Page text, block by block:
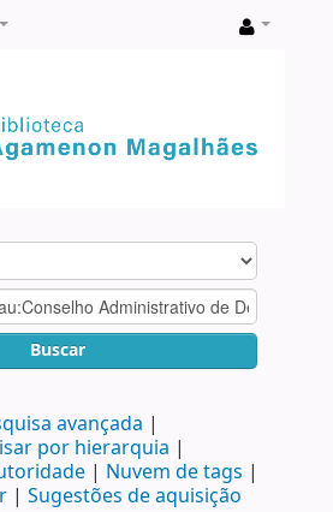
Buscar
avançada
por hierarquia
Nuvem de tags
Sugestões de aquisição